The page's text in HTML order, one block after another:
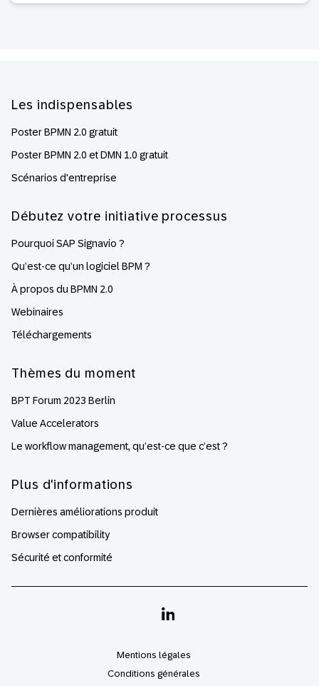
Les indispensables
Poster BPMN 2.0 gratuit
Poster BPMN 2.0 et DMN 1.0 gratuit
Scénarios d'entreprise
Débutez votre initiative processus
Pourquoi SAP Signavio ?
Qu’est-ce qu’un logiciel BPM ?
À propos du BPMN 2.0
Webinaires
Téléchargements
Thèmes du moment
BPT Forum 2023 Berlin
Value Accelerators
Le workflow management, qu’est-ce que c’est ?
Plus d'informations
Dernières améliorations produit
Browser compatibility
Sécurité et conformité
Linkedin
Mentions légales
Conditions générales